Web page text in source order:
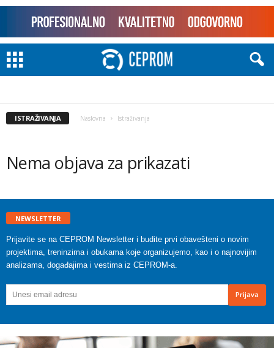
ISTRAŽIVANJA Naslovna Istraživanja
Nema objava za prikazati
NEWSLETTER
Prijavite se na CEPROM Newsletter i budite prvi obavešteni o novim
projektima, treninzima i obukama koje organizujemo, kao i o najnovijim
analizama, događajima i vestima iz CEPROM-a.